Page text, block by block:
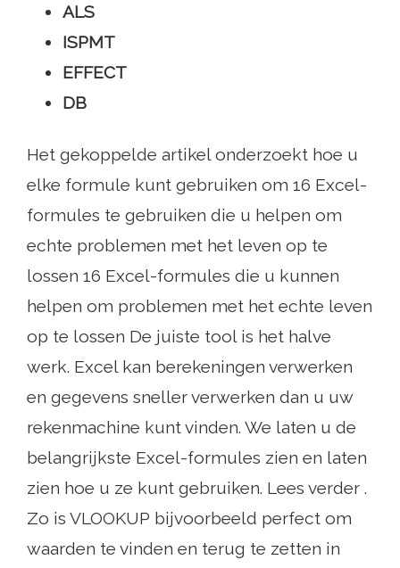
ALS
ISPMT
EFFECT
DB
Het gekoppelde artikel onderzoekt hoe u
elke formule kunt gebruiken om 16 Excel-
formules te gebruiken die u helpen om
echte problemen met het leven op te
lossen 16 Excel-formules die u kunnen
helpen om problemen met het echte leven
op te lossen De juiste tool is het halve
werk. Excel kan berekeningen verwerken
en gegevens sneller verwerken dan u uw
rekenmachine kunt vinden. We laten u de
belangrijkste Excel-formules zien en laten
zien hoe u ze kunt gebruiken. Lees verder .
Zo is VLOOKUP bijvoorbeeld perfect om
waarden te vinden en terug te zetten in